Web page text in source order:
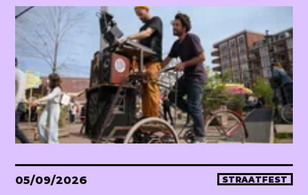
05/09/2026 STRAATFEST